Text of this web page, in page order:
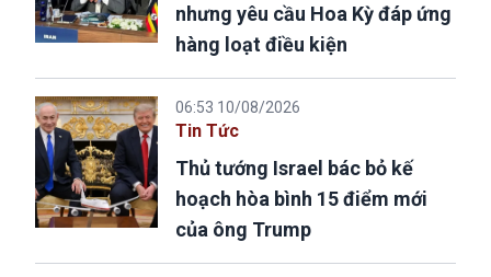
nhưng yêu cầu Hoa Kỳ đáp ứng
hàng loạt điều kiện
06:53 10/08/2026
Tin Tức
Thủ tướng Israel bác bỏ kế
hoạch hòa bình 15 điểm mới
của ông Trump